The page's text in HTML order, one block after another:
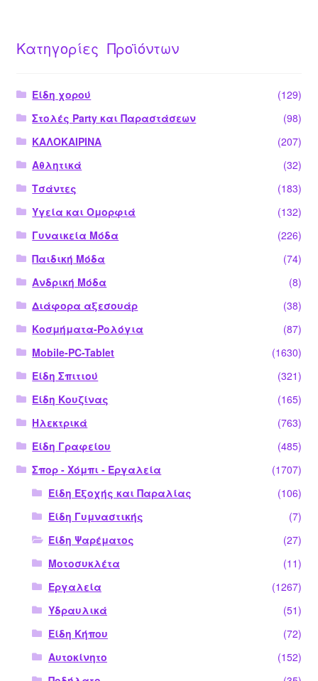
Κατηγορίες Προϊόντων
Είδη χορού
(129)
Στολές Party και Παραστάσεων
(98)
ΚΑΛΟΚΑΙΡΙΝΑ
(207)
Αθλητικά
(32)
Τσάντες
(183)
Υγεία και Ομορφιά
(132)
Γυναικεία Μόδα
(226)
Παιδική Μόδα
(74)
Ανδρική Μόδα
(8)
Διάφορα αξεσουάρ
(38)
Κοσμήματα-Ρολόγια
(87)
Mobile-PC-Tablet
(1630)
Είδη Σπιτιού
(321)
Είδη Κουζίνας
(165)
Ηλεκτρικά
(763)
Είδη Γραφείου
(485)
Σπορ - Χόμπι - Εργαλεία
(1707)
Είδη Εξοχής και Παραλίας
(106)
Είδη Γυμναστικής
(7)
Είδη Ψαρέματος
(27)
Μοτοσυκλέτα
(11)
Εργαλεία
(1267)
Υδραυλικά
(51)
Είδη Κήπου
(72)
Αυτοκίνητο
(152)